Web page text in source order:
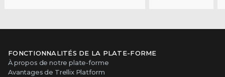
FONCTIONNALITÉS DE LA PLATE-FORME
À propos de notre plate-forme
Avantages de Trellix Platform